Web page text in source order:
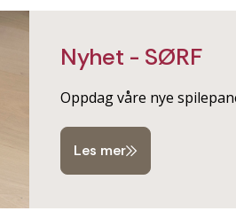
Nyhet - SØRF
Oppdag våre nye
Les mer